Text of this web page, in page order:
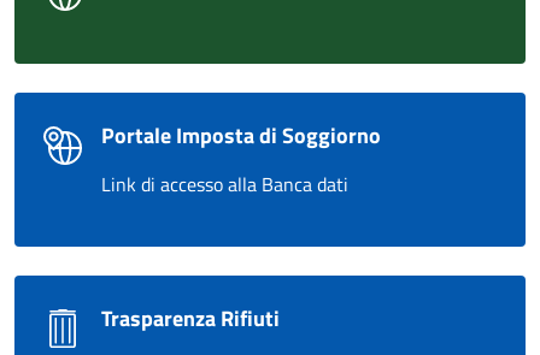
Portale Imposta di Soggiorno
Link di accesso alla Banca dati
Trasparenza Rifiuti